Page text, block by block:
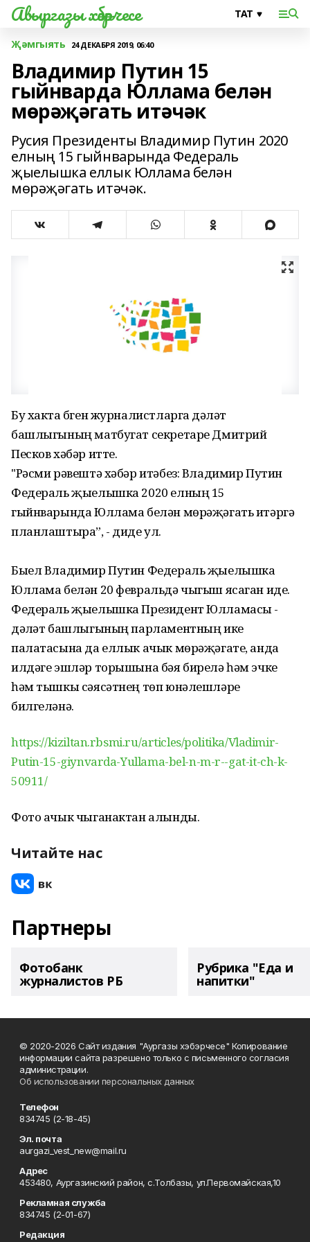
Авыргазы хәбәрчесе
Җәмгыять 24 ДЕКАБРЯ 2019, 06:40
Владимир Путин 15
гыйнварда Юллама белән
мөрәҗәгать итәчәк
Русия Президенты Владимир Путин 2020
елның 15 гыйнварында Федераль
җыелышка еллык Юллама белән
мөрәҗәгать итәчәк.
Бу хакта бүген журналистларга дәүләт
башлыгының матбугат секретаре Дмитрий
Песков хәбәр итте.
"Рәсми рәвештә хәбәр итәбез: Владимир Путин
Федераль җыелышка 2020 елның 15
гыйнварында Юллама белән мөрәҗәгать итәргә
планлаштыра”, - диде ул.
Быел Владимир Путин Федераль җыелышка
Юллама белән 20 февральдә чыгыш ясаган иде.
Федераль җыелышка Президент Юлламасы -
дәүләт башлыгының парламентның ике
палатасына да еллык ачык мөрәҗәгате, анда
илдәге эшләр торышына бәя бирелә һәм эчке
һәм тышкы сәясәтнең төп юнәлешләре
билгеләнә.
https://kiziltan.rbsmi.ru/articles/politika/Vladimir-
Putin-15-giynvarda-Yullama-bel-n-m-r--gat-it-ch-k-
50911/
Фото ачык чыганактан алынды.
Читайте нас
Партнеры
Фотобанк
журналистов РБ
Рубрика "Еда и
напитки"
© 2020-2026 Сайт издания "Аургазы хэбэрчесе" Копирование
информации сайта разрешено только с письменного согласия
администрации.
Об использовании персональных данных
Телефон
834745 (2-18-45)
Эл. почта
aurgazi_vest_new@mail.ru
Адрес
453480, Аургазинский район, с.Толбазы, ул.Первомайская,10
Рекламная служба
834745 (2-01-67)
Редакция